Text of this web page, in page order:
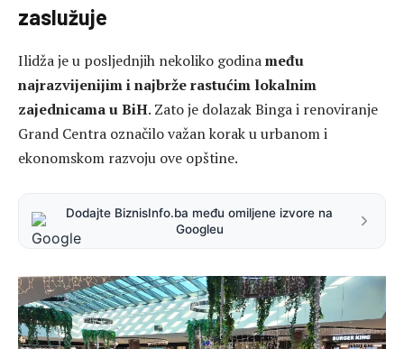
zaslužuje
Ilidža je u posljednjih nekoliko godinameđu
najrazvijenijim i najbrže rastućim lokalnim
zajednicama u BiH. Zato je dolazak Binga i renoviranje
Grand Centra označilo važan korak u urbanom i
ekonomskom razvoju ove opštine.
Dodajte BiznisInfo.ba među omiljene izvore na
Googleu